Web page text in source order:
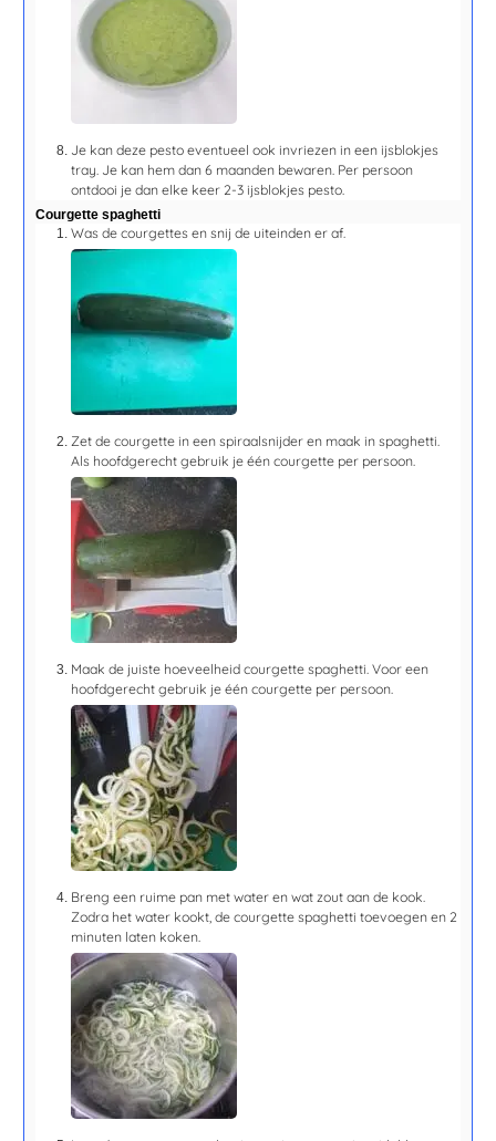
Je kan deze pesto eventueel ook invriezen in een ijsblokjes
tray. Je kan hem dan 6 maanden bewaren. Per persoon
ontdooi je dan elke keer 2-3 ijsblokjes pesto.
Courgette spaghetti
Was de courgettes en snij de uiteinden er af.
Zet de courgette in een spiraalsnijder en maak in spaghetti.
Als hoofdgerecht gebruik je één courgette per persoon.
Maak de juiste hoeveelheid courgette spaghetti. Voor een
hoofdgerecht gebruik je één courgette per persoon.
Breng een ruime pan met water en wat zout aan de kook.
Zodra het water kookt, de courgette spaghetti toevoegen en 2
minuten laten koken.